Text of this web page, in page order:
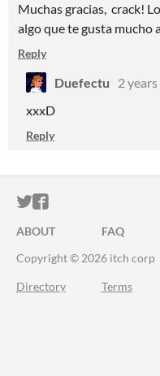
Muchas gracias, crack!
algo que te gusta mucho
Reply
Duefectu
2
xxxD
Reply
ITCH.IO ON
ITCH.IO ON
ABOUT FAQ
Copyright © 2026 itch corp
Directory Terms